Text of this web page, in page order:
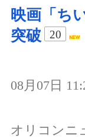
映画「ち
突破
20
08月07日
オリコンニ